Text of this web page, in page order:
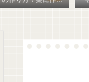
すすめ文房具6選！